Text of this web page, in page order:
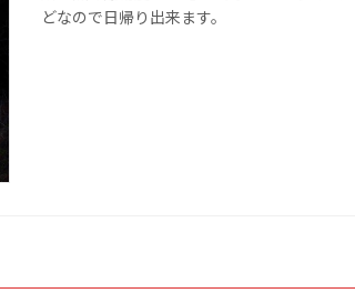
どなので日帰り出来ます。